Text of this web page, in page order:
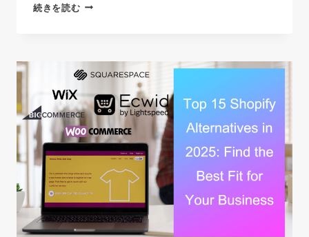
せ
つ
の
主
要
戦
略
続きを読むTIKTOK
ッ
プ
の
送
料
無
料:
販
売
者